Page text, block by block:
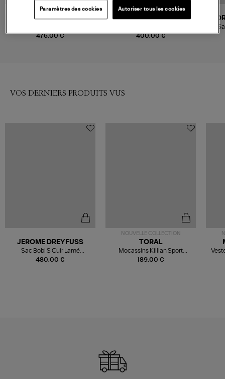
476,00 €
DRAGON DIFFUSION
400,00 €
ENTRUDO
VOS DERNIERS PRODUITS VUS
480,00 €
JEROME DREYFUSS
Sac Bobi S Cuir Lamé
Champagne
NOUVELLE COLLECTION
189,00 €
TORAL
Mocassins Killian Sport
Mousse
Paramètres des cookies Autoriser tous les cookies